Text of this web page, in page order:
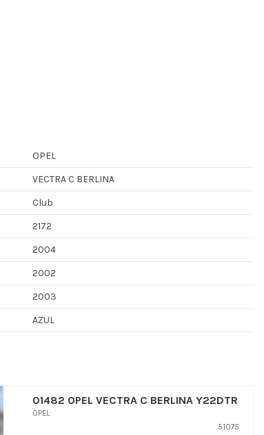
OPEL
VECTRA C BERLINA
Club
2172
2004
2002
2003
AZUL
01482 OPEL VECTRA C BERLINA Y22DTR
OPEL
51075